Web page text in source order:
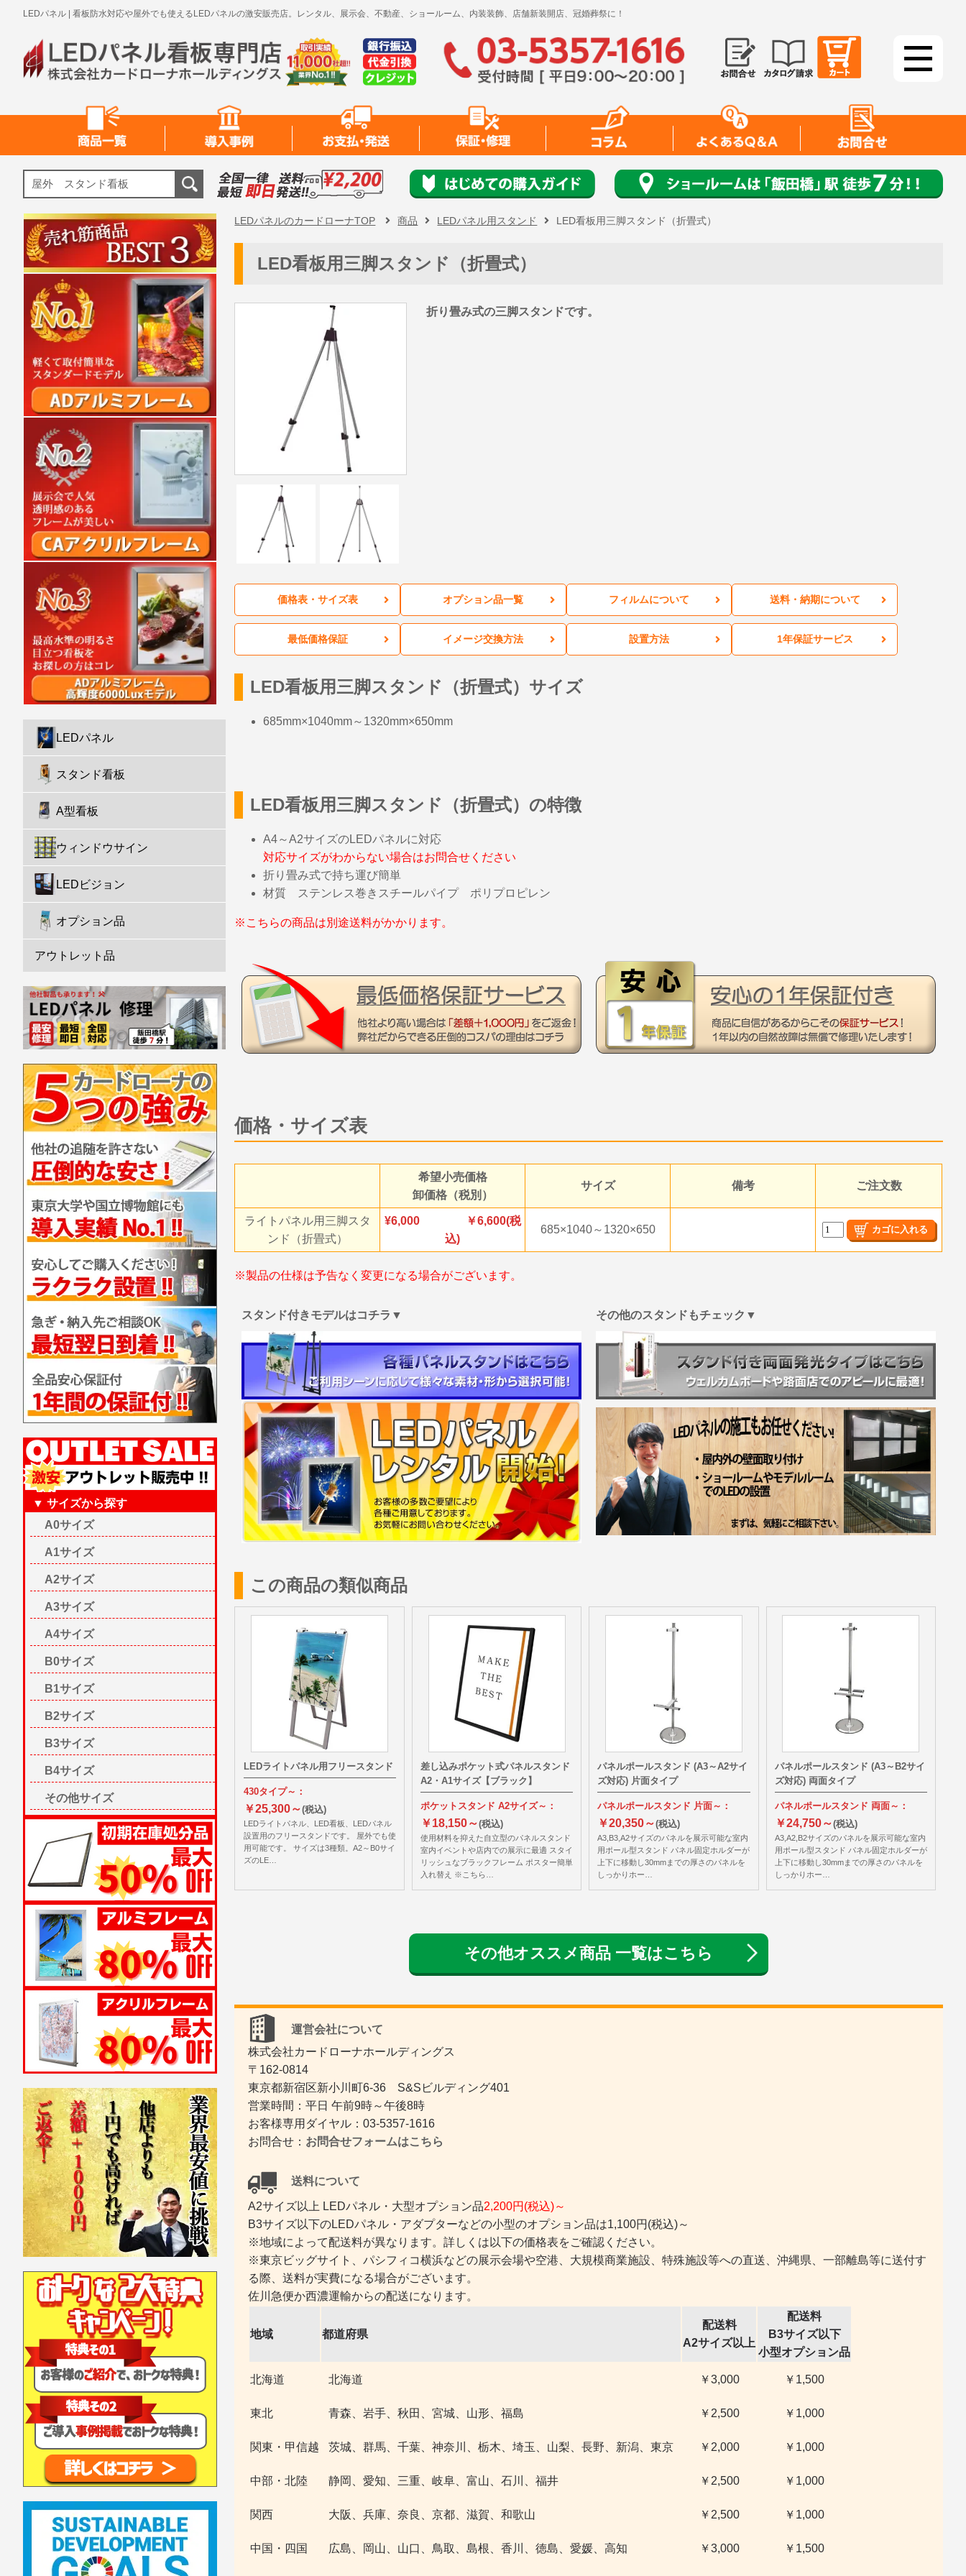
LEDパネル | 看板防水対応や屋外でも使えるLEDパネルの激安販売店。レンタル、展示会、不動産、ショールーム、内装装飾、店舗新装開店、冠婚葬祭に！
LEDパネルのカードローナTOP 商品 LEDパネル用スタンド LED看板用三脚スタンド（折畳式）
LED看板用三脚スタンド（折畳式）
折り畳み式の三脚スタンドです。
価格表・サイズ表 オプション品一覧 フィルムについて 送料・納期について
最低価格保証 イメージ交換方法 設置方法 1年保証サービス
LED看板用三脚スタンド（折畳式）サイズ
685mm×1040mm～1320mm×650mm
LED看板用三脚スタンド（折畳式）の特徴
A4～A2サイズのLEDパネルに対応
対応サイズがわからない場合はお問合せください
折り畳み式で持ち運び簡単
材質 ステンレス巻きスチールパイプ ポリプロピレン
※こちらの商品は別途送料がかかります。
価格・サイズ表
希望小売価格
卸価格（税別）
サイズ 備考 ご注文数
ライトパネル用三脚スタ
ンド（折畳式）
6,000 ￥6,600(税
込)
685×1040～1320×650
※製品の仕様は予告なく変更になる場合がございます。
スタンド付きモデルはコチラ▼ その他のスタンドもチェック▼
この商品の類似商品
LEDライトパネル用フリースタンド
430タイプ～：
￥25,300～(税込)
LEDライトパネル、LED看板、LEDパネル
設置用のフリースタンドです。 屋外でも使
用可能です。 サイズは3種類。A2～B0サイ
ズのLE…
差し込みポケット式パネルスタンド
A2・A1サイズ【ブラック】
ポケットスタンド A2サイズ～：
￥18,150～(税込)
使用材料を抑えた自立型のパネルスタンド
室内イベントや店内での展示に最適 スタイ
リッシュなブラックフレーム ポスター簡単
入れ替え ※こちら…
パネルポールスタンド (A3～A2サイ
ズ対応) 片面タイプ
パネルポールスタンド 片面～：
￥20,350～(税込)
A3,B3,A2サイズのパネルを展示可能な室内
用ポール型スタンド パネル固定ホルダーが
上下に移動し30mmまでの厚さのパネルを
しっかりホー…
パネルポールスタンド (A3～B2サイ
ズ対応) 両面タイプ
パネルポールスタンド 両面～：
￥24,750～(税込)
A3,A2,B2サイズのパネルを展示可能な室内
用ポール型スタンド パネル固定ホルダーが
上下に移動し30mmまでの厚さのパネルを
しっかりホー…
その他オススメ商品 一覧はこちら
運営会社について
株式会社カードローナホールディングス
〒162-0814
東京都新宿区新小川町6-36 S&Sビルディング401
営業時間：平日 午前9時～午後8時
お客様専用ダイヤル：03-5357-1616
お問合せ： お問合せフォームはこちら
送料について
A2サイズ以上 LEDパネル・大型オプション品2,200円(税込)～
B3サイズ以下のLEDパネル・アダプターなどの小型のオプション品は1,100円(税込)～
※地域によって配送料が異なります。詳しくは以下の価格表をご確認ください。
※東京ビッグサイト、パシフィコ横浜などの展示会場や空港、大規模商業施設、特殊施設等への直送、沖縄県、一部離島等に送付す
る際、送料が実費になる場合がございます。
佐川急便か西濃運輸からの配送になります。
地域 都道府県
配送料
A2サイズ以上
配送料
B3サイズ以下
小型オプション品
北海道 北海道 ￥3,000 ￥1,500
東北 青森、岩手、秋田、宮城、山形、福島 ￥2,500 ￥1,000
関東・甲信越 茨城、群馬、千葉、神奈川、栃木、埼玉、山梨、長野、新潟、東京 ￥2,000 ￥1,000
中部・北陸 静岡、愛知、三重、岐阜、富山、石川、福井 ￥2,500 ￥1,000
関西 大阪、兵庫、奈良、京都、滋賀、和歌山 ￥2,500 ￥1,000
中国・四国 広島、岡山、山口、鳥取、島根、香川、徳島、愛媛、高知 ￥3,000 ￥1,500
LEDパネル
スタンド看板
A型看板
ウィンドウサイン
LEDビジョン
オプション品
アウトレット品
▼ サイズから探す
A0サイズ
A1サイズ
A2サイズ
A3サイズ
A4サイズ
B0サイズ
B1サイズ
B2サイズ
B3サイズ
B4サイズ
その他サイズ